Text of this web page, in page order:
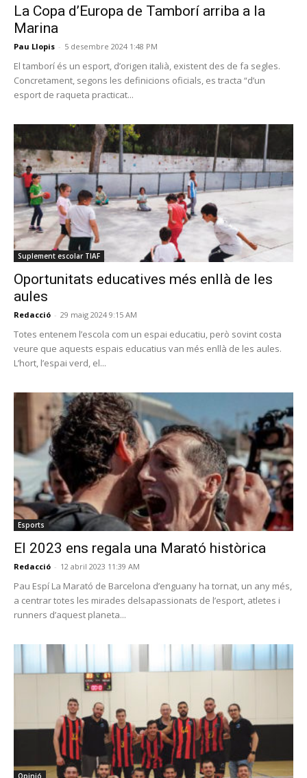
La Copa d’Europa de Tamborí arriba a la
Marina
Pau Llopis - 5 desembre 2024 1:48 PM
El tamborí és un esport, d’origen italià, existent des de fa segles.
Concretament, segons les definicions oficials, es tracta “d’un
esport de raqueta practicat...
Suplement escolar TIAF
Oportunitats educatives més enllà de les
aules
Redacció - 29 maig 2024 9:15 AM
Totes entenem l’escola com un espai educatiu, però sovint costa
veure que aquests espais educatius van més enllà de les aules.
L’hort, l’espai verd, el...
Esports
El 2023 ens regala una Marató històrica
Redacció - 12 abril 2023 11:39 AM
Pau Espí La Marató de Barcelona d’enguany ha tornat, un any més,
a centrar totes les mirades delsapassionats de l’esport, atletes i
runners d’aquest planeta...